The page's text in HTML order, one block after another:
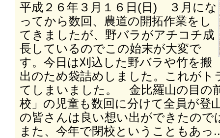
平成２６年３月１６日(日) ３月にな
ってから数回、農道の開拓作業をし
てきましたが、野バラがアチコチ成
長しているのでこの始末が大変で
す。今日は刈込した野バラや竹を搬
出のため袋詰めしました。これがト
てしまいました。 金比羅山の目の
校」の児童も数回に分けて全員が登
の皆さんは良い想い出ができたので
また、今年で閉校ということもあっ